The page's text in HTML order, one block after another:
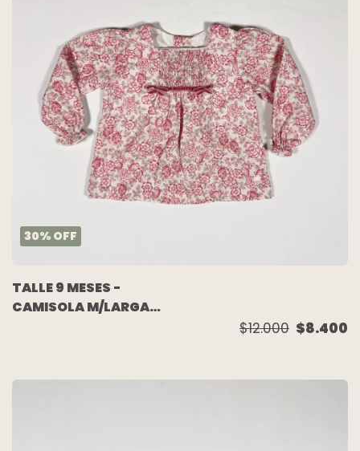
30% OFF
TALLE 9 MESES -
CAMISOLA M/LARGA
$12.000 $8.400